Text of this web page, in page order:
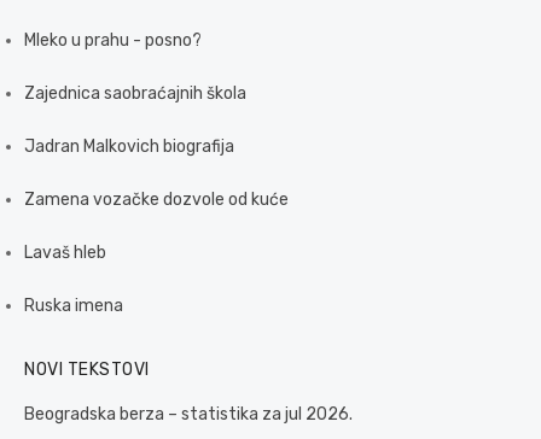
Mleko u prahu - posno?
Zajednica saobraćajnih škola
Jadran Malkovich biografija
Zamena vozačke dozvole od kuće
Lavaš hleb
Ruska imena
NOVI TEKSTOVI
Beogradska berza – statistika za jul 2026.